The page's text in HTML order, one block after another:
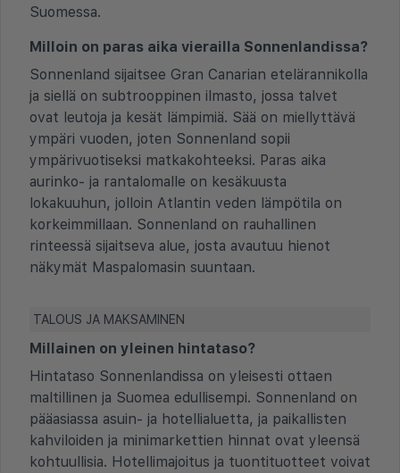
Suomessa.
Milloin on paras aika vierailla Sonnenlandissa?
Sonnenland sijaitsee Gran Canarian etelärannikolla
ja siellä on subtrooppinen ilmasto, jossa talvet
ovat leutoja ja kesät lämpimiä. Sää on miellyttävä
ympäri vuoden, joten Sonnenland sopii
ympärivuotiseksi matkakohteeksi. Paras aika
aurinko- ja rantalomalle on kesäkuusta
lokakuuhun, jolloin Atlantin veden lämpötila on
korkeimmillaan. Sonnenland on rauhallinen
rinteessä sijaitseva alue, josta avautuu hienot
näkymät Maspalomasin suuntaan.
TALOUS JA MAKSAMINEN
Millainen on yleinen hintataso?
Hintataso Sonnenlandissa on yleisesti ottaen
maltillinen ja Suomea edullisempi. Sonnenland on
pääasiassa asuin- ja hotellialuetta, ja paikallisten
kahviloiden ja minimarkettien hinnat ovat yleensä
kohtuullisia. Hotellimajoitus ja tuontituotteet voivat